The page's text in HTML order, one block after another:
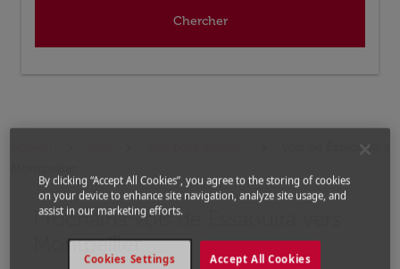
Chercher
Vols de Essaouira a
Prochains Vols de Essaouira vers
Montpellier
Aucun tarif trouvé pour les options populaires
By clicking “Accept All Cookies”, you agree to the storing of cookies
on your device to enhance site navigation, analyze site usage, and
assist in our marketing efforts.
Accept All Cookies
Cookies Settings